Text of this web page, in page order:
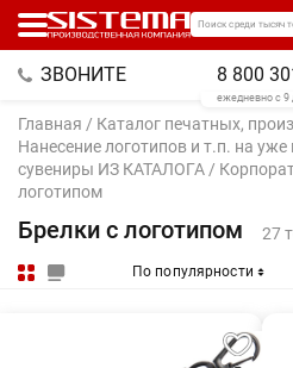
Поиск среди тысяч
ЗВОНИТЕ 8 800
ежедневно с 9
Главная / Каталог печатных,
Нанесение логотипов и т.п. на
сувениры ИЗ КАТАЛОГА /
логотипом
Брелки с логотипом 27
По популярности